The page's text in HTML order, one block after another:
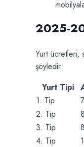
2025-
Yurt ücretleri,
şöyledir:
Yurt Tipi
1. Tip
2. Tip
3. Tip
4. Tip